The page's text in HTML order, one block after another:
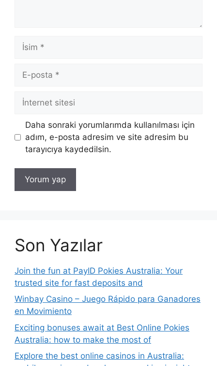
İsim
posta
İnternet
Daha sonraki yorumlarımda kullanılması için
adım, e-posta adresim ve site adresim bu
tarayıcıya kaydedilsin.
Son Yazılar
Join the fun at PayID Pokies Australia: Your
trusted site for fast deposits and
Winbay Casino – Juego Rápido para Ganadores
en Movimiento
Exciting bonuses await at Best Online Pokies
Australia: how to make the most of
Explore the best online casinos in Australia: